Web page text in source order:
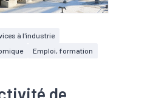
à l'industrie
Emploi, formation
de